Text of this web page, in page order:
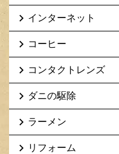
インターネット
コーヒー
コンタクトレンズ
ダニの駆除
ラーメン
リフォーム